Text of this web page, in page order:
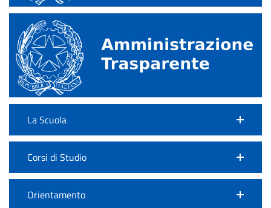
La Scuola
Corsi di Studio
Orientamento